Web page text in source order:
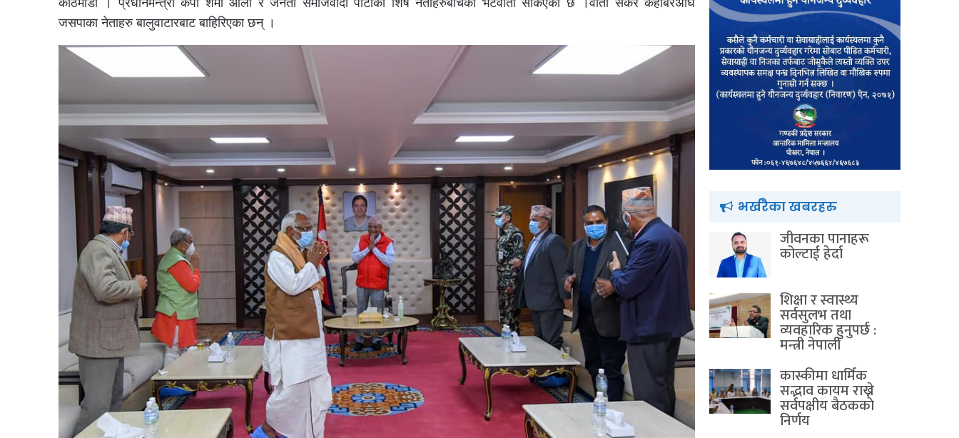
जसपाका नेताहरु बालुवाटारबाट बाहिरिएका छन् ।
भर्खरैका खबरहरु
जीवनका पानाहरू
कोल्टाई हेर्दा
शिक्षा र स्वास्थ्य
सर्वसुलभ तथा
व्यवहारिक हुनुपर्छ :
मन्त्री नेपाली
कास्कीमा धार्मिक
सद्भाव कायम राख्ने
सर्वपक्षीय बैठककाे
निर्णय